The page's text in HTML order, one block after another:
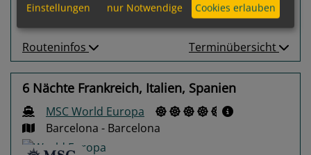
Routeninfos Terminübersicht
6 Nächte Frankreich, Italien, Spanien
MSC World Europa
Barcelona - Barcelona
Einstellungen nur Notwendige Cookies erlauben